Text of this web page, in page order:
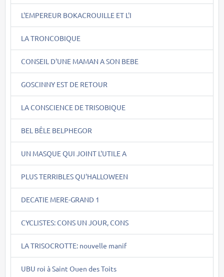
L'EMPEREUR BOKACROUILLE ET L'I
LA TRONCOBIQUE
CONSEIL D'UNE MAMAN A SON BEBE
GOSCINNY EST DE RETOUR
LA CONSCIENCE DE TRISOBIQUE
BEL BÊLE BELPHEGOR
UN MASQUE QUI JOINT L'UTILE A
PLUS TERRIBLES QU'HALLOWEEN
DECATIE MERE-GRAND 1
CYCLISTES: CONS UN JOUR, CONS
LA TRISOCROTTE: nouvelle manif
UBU roi à Saint Ouen des Toits